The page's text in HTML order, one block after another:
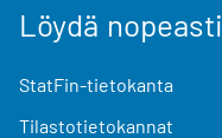
Löydä nopeasti
StatFin-tietokanta
Tilastotietokannat